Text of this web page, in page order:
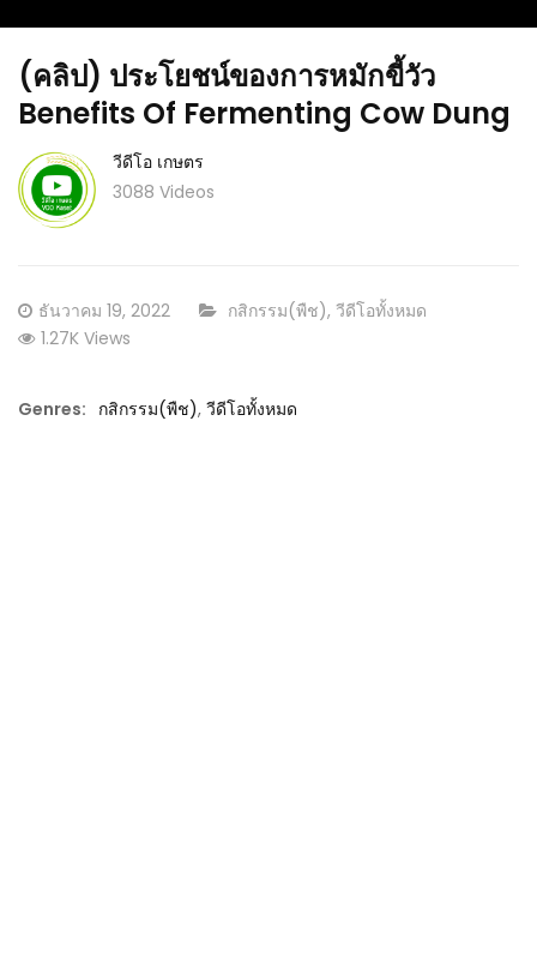
มดา
(คลิป) 9 ต้นไม้ ไม่มงคล ไม่ควรปลูก ไม่นำเข้า
(คลิป) ประโยชน์ของการหมักขี้วัว
Benefits Of Fermenting Cow Dung
วีดีโอ เกษตร
3088 Videos
Posted
on
ธันวาคม 19, 2022 CATEGORY:
กสิกรรม(พืช), วีดีโอทั้งหมด
1.27K Views
Genres: กสิกรรม(พืช), วีดีโอทั้งหมด